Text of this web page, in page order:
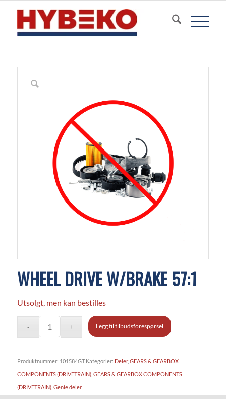
WHEEL DRIVE W/BRAKE 57:1
Utsolgt, men kan bestilles
Legg til tilbudsforespørsel
Produktnummer: 101584GT Kategorier: Deler, GEARS & GEARBOX
COMPONENTS (DRIVETRAIN), GEARS & GEARBOX COMPONENTS
(DRIVETRAIN), Genie deler